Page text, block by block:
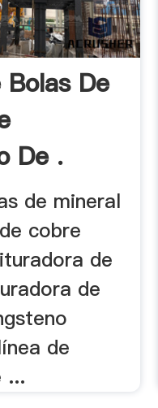
De
De .
de mineral
cobre
de
de
de
...